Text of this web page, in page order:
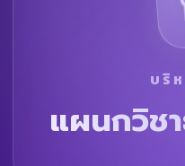
บริ
แผนกวิช